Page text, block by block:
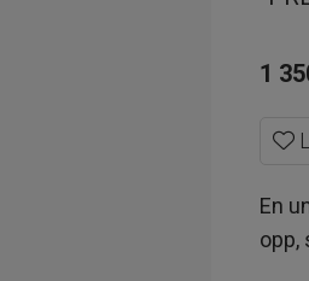
1
En
opp,